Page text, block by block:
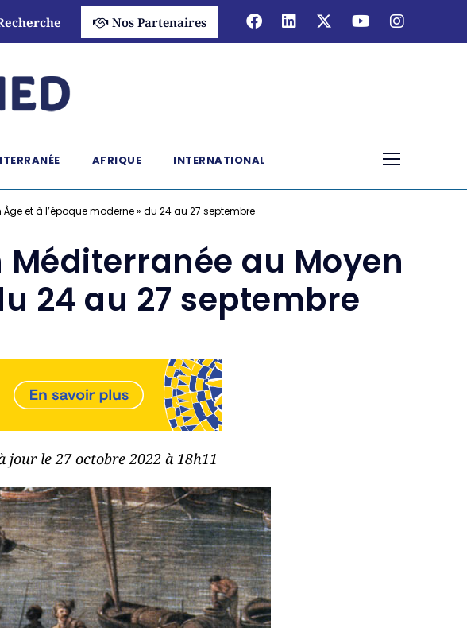
Nos Partenaires
AFRIQUE INTERNATIONAL
et à l’époque moderne » du 24 au 27 septembre
au Moyen
24 au 27 septembre
jour le 27 octobre 2022 à 18h11